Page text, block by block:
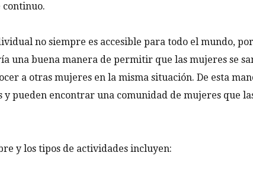
continuo.
no siempre es accesible para todo el mundo,
una buena manera de permitir que las mujeres se
a otras mujeres en la misma situación. De esta
pueden encontrar una comunidad de mujeres que
y los tipos de actividades incluyen: